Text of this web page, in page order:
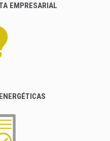
EMPRESARIAL